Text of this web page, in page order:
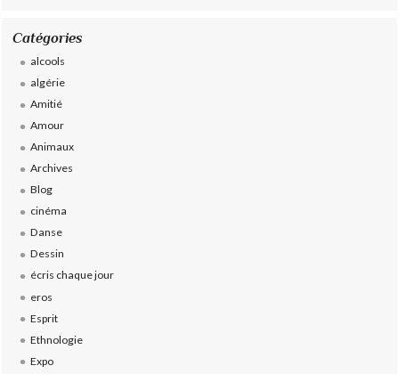
Catégories
alcools
algérie
Amitié
Amour
Animaux
Archives
Blog
cinéma
Danse
Dessin
écris chaque jour
eros
Esprit
Ethnologie
Expo